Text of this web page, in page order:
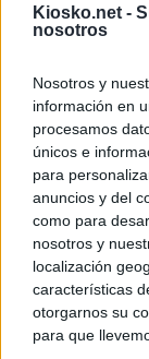
Kiosko.net -
nosotros
Nosotros y
información en
procesamos
únicos e
para
anuncios y del
como para
nosotros y
localización
características
otorgarnos su
para que